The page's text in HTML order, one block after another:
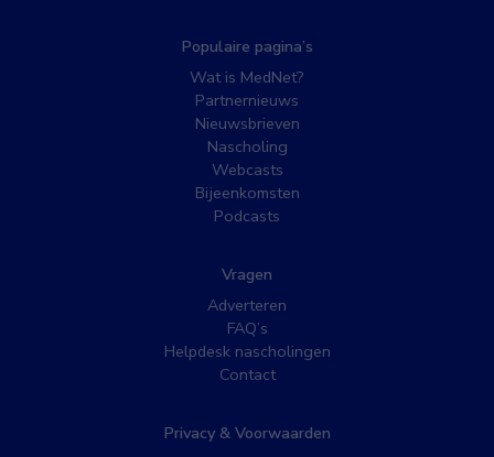
Populaire pagina’s
Wat is MedNet?
Partnernieuws
Nieuwsbrieven
Nascholing
Webcasts
Bijeenkomsten
Podcasts
Vragen
Adverteren
FAQ’s
Helpdesk nascholingen
Contact
Privacy & Voorwaarden